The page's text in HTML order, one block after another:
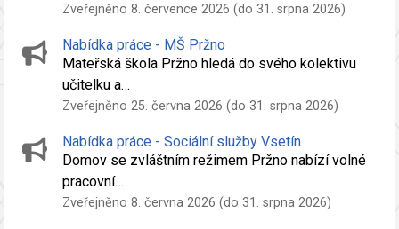
Zveřejněno 8. července 2026 (do 31. srpna 2026)
Nabídka práce - MŠ Pržno
Mateřská škola Pržno hledá do svého kolektivu
učitelku a…
Zveřejněno 25. června 2026 (do 31. srpna 2026)
Nabídka práce - Sociální služby Vsetín
Domov se zvláštním režimem Pržno nabízí volné
pracovní…
Zveřejněno 8. června 2026 (do 31. srpna 2026)